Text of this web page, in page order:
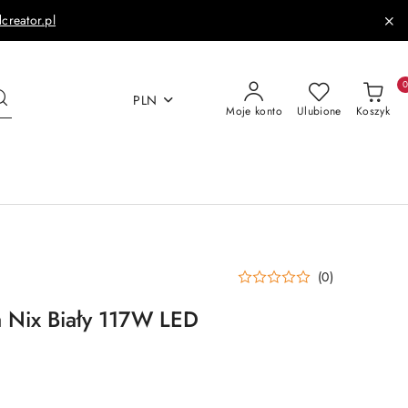
PLN
Moje konto Ulubione Koszyk
0
(0)
Biały 117W LED